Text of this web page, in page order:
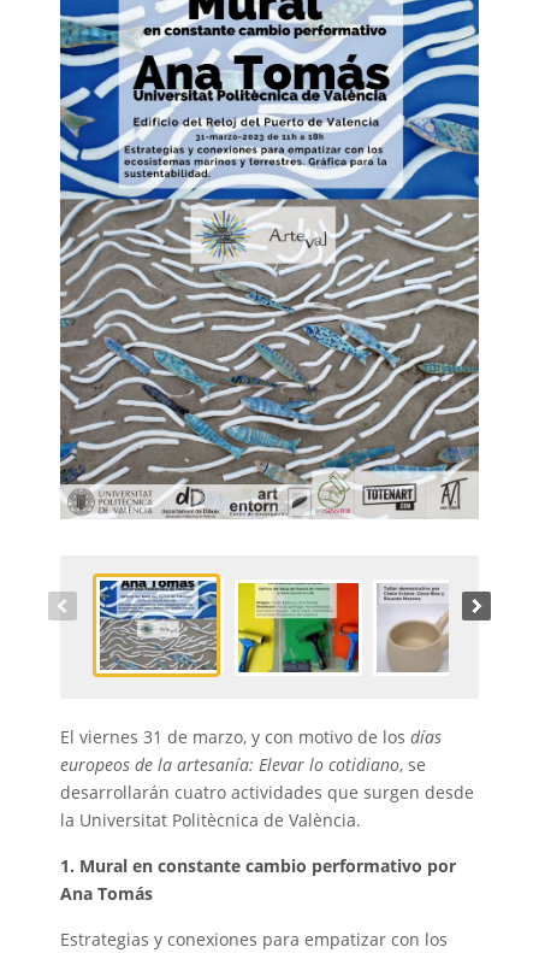
El viernes 31 de marzo, y con motivo de los días
europeos de la artesanía: Elevar lo cotidiano, se
desarrollarán cuatro actividades que surgen desde
la Universitat Politècnica de València.
1. Mural en constante cambio performativo por
Ana Tomás
Estrategias y conexiones para empatizar con los